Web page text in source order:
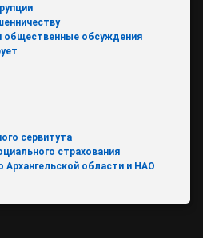
общественные обсуждения
сервитута
страхования
Архангельской области и НАО